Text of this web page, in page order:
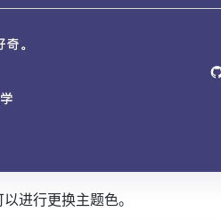
进行更换主题色。